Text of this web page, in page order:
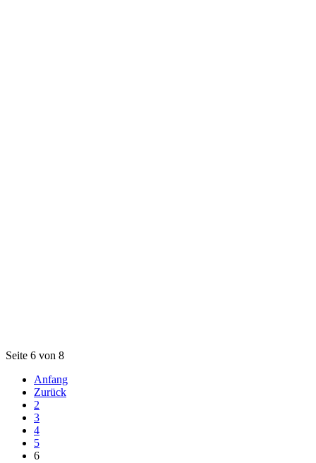
Seite 6 von 8
Anfang
Zurück
2
3
4
5
6